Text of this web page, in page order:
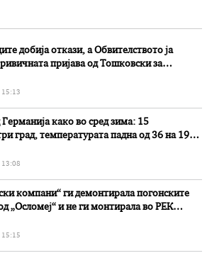
добија откази, а Обвителството ја
пријава од Тошковски за
како во сред зима: 15
град, температурата падна од 36 на 19
компани“ ги демонтирала погонските
„Осломеј“ и не ги монтирала во РЕК